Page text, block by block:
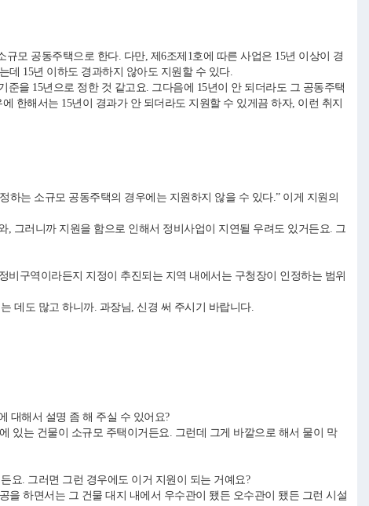
모 공동주택으로 한다. 다만, 제6조제1호에 따른 사업은 15년 이상이 경
데 15년 이하도 경과하지 않아도 지원할 수 있다.
을 15년으로 정한 것 같고요. 그다음에 15년이 안 되더라도 그 공동주택
한해서는 15년이 경과가 안 되더라도 지원할 수 있게끔 하자, 이런 취지
는 소규모 공동주택의 경우에는 지원하지 않을 수 있다.” 이게 지원의
그러니까 지원을 함으로 인해서 정비사업이 지연될 우려도 있거든요. 그
구역이라든지 지정이 추진되는 지역 내에서는 구청장이 인정하는 범위
데도 많고 하니까. 과장님, 신경 써 주시기 바랍니다.
대해서 설명 좀 해 주실 수 있어요?
있는 건물이 소규모 주택이거든요. 그런데 그게 바깥으로 해서 물이 막
요. 그러면 그런 경우에도 이거 지원이 되는 거예요?
하면서는 그 건물 대지 내에서 우수관이 됐든 오수관이 됐든 그런 시설